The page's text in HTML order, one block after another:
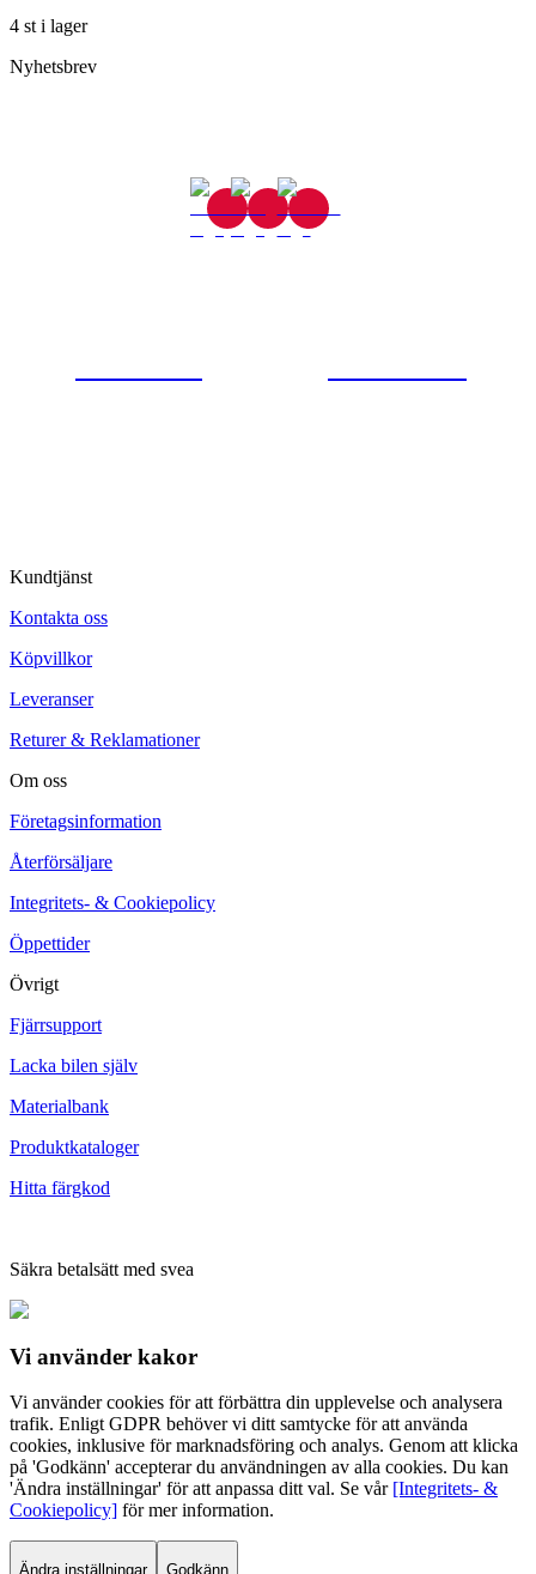
4 st i lager
Nyhetsbrev
Kundtjänst
Kontakta oss
Köpvillkor
Leveranser
Returer & Reklamationer
Om oss
Företagsinformation
Återförsäljare
Integritets- & Cookiepolicy
Öppettider
Övrigt
Fjärrsupport
Lacka bilen själv
Materialbank
Produktkataloger
Hitta färgkod
Säkra betalsätt med svea
Vi använder kakor
Vi använder cookies för att förbättra din upplevelse och analysera
trafik. Enligt GDPR behöver vi ditt samtycke för att använda
cookies, inklusive för marknadsföring och analys. Genom att klicka
på 'Godkänn' accepterar du användningen av alla cookies. Du kan
'Ändra inställningar' för att anpassa ditt val. Se vår [Integritets- &
Cookiepolicy] för mer information.
Ändra inställningar Godkänn